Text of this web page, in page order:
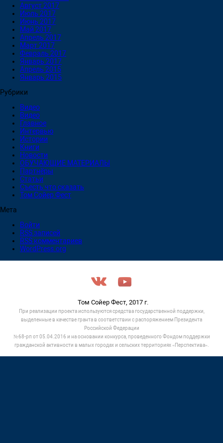
Август 2017
Июль 2017
Июнь 2017
Май 2017
Апрель 2017
Март 2017
Февраль 2017
Январь 2017
Апрель 2015
Январь 2015
Рубрики
Видео
Видео
Главное
Интервью
Истории
Книги
Новости
ОБУЧАЮЩИЕ МАТЕРИАЛЫ
Партнёры
Статьи
Съесть что сказать
Том Сойер Фест
Мета
Войти
RSSзаписей
RSS комментариев
WordPress.org
Том Сойер Фест, 2017 г.
При реализации проекта используются средства государственной поддержки,
выделенные в качестве гранта в соответствии c распоряжением Президента
Российской Федерации
№68-рп от 05.04.2016 и на основании конкурса, проведенного Фондом поддержки
гражданской активности в малых городах и сельских территориях «Перспектива».